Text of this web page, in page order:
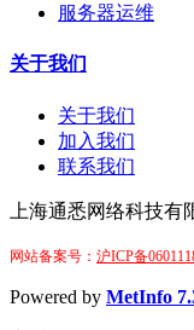
服务器运维
关于我们
关于我们
加入我们
联系我们
上海通悉网络科技有
网站备案号： 沪ICP备
Powered by MetInfo